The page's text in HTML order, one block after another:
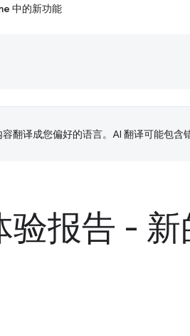
中的新功能
翻译成您偏好的语言。AI 翻译可能包含错
报告 - 新